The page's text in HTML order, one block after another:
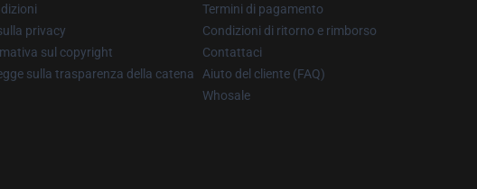
privacy
sul copyright
sulla trasparenza della catena
Termini di pagamento
Condizioni di ritorno e rimborso
Contattaci
Aiuto del cliente (FAQ)
Whosale